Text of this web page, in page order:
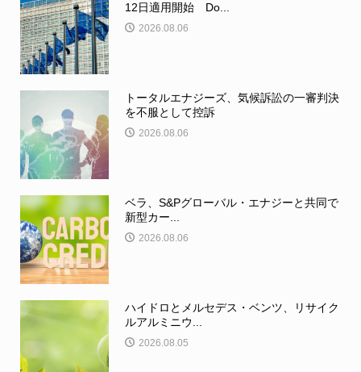
12日適用開始 Do...
2026.08.06
トータルエナジーズ、気候訴訟の一審判決
を不服として控訴
2026.08.06
ベラ、S&Pグローバル・エナジーと共同で
新型カー...
2026.08.06
ハイドロとメルセデス・ベンツ、リサイク
ルアルミニウ...
2026.08.05